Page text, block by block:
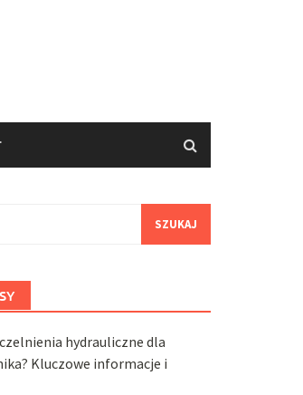
hydrauliczne dla
Kluczowe informacje i